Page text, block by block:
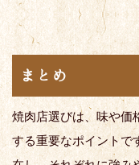
まとめ
焼肉店選びは、味や価
する重要なポイントで